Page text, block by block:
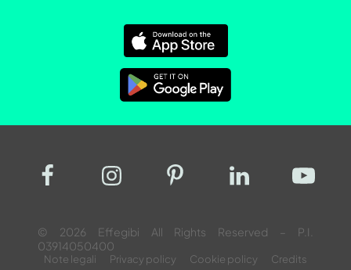
© 2026 Effegibi All Rights Reserved – P.I.
03914050400
Note legali Privacy policy Cookie policy Credits